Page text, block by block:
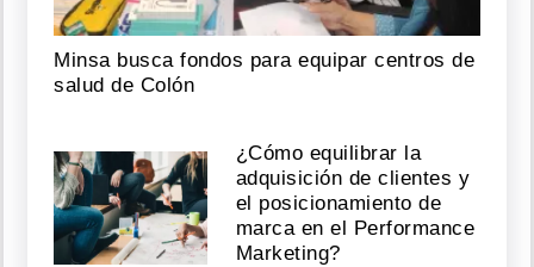
Minsa busca fondos para equipar centros de
salud de Colón
¿Cómo equilibrar la
adquisición de clientes y
el posicionamiento de
marca en el Performance
Marketing?